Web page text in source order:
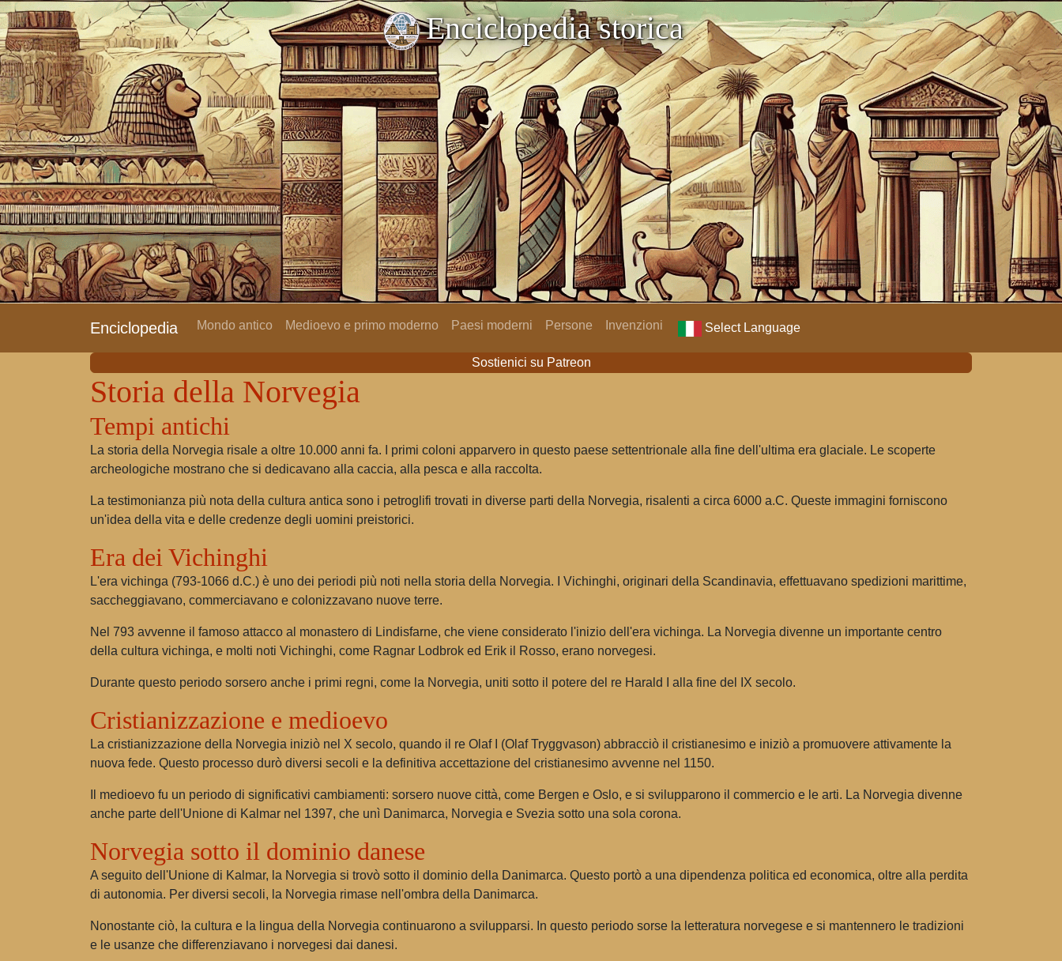
Enciclopedia storica
Enciclopedia Mondo antico Medioevo e primo moderno Paesi moderni Persone Invenzioni Select Language
Sostienici su Patreon
Storia della Norvegia
Tempi antichi
La storia della Norvegia risale a oltre 10.000 anni fa. I primi coloni apparvero in questo paese settentrionale alla fine dell'ultima era glaciale. Le scoperte
archeologiche mostrano che si dedicavano alla caccia, alla pesca e alla raccolta.
La testimonianza più nota della cultura antica sono i petroglifi trovati in diverse parti della Norvegia, risalenti a circa 6000 a.C. Queste immagini forniscono
un'idea della vita e delle credenze degli uomini preistorici.
Era dei Vichinghi
L'era vichinga (793-1066 d.C.) è uno dei periodi più noti nella storia della Norvegia. I Vichinghi, originari della Scandinavia, effettuavano spedizioni marittime,
saccheggiavano, commerciavano e colonizzavano nuove terre.
Nel 793 avvenne il famoso attacco al monastero di Lindisfarne, che viene considerato l'inizio dell'era vichinga. La Norvegia divenne un importante centro
della cultura vichinga, e molti noti Vichinghi, come Ragnar Lodbrok ed Erik il Rosso, erano norvegesi.
Durante questo periodo sorsero anche i primi regni, come la Norvegia, uniti sotto il potere del re Harald I alla fine del IX secolo.
Cristianizzazione e medioevo
La cristianizzazione della Norvegia iniziò nel X secolo, quando il re Olaf I (Olaf Tryggvason) abbracciò il cristianesimo e iniziò a promuovere attivamente la
nuova fede. Questo processo durò diversi secoli e la definitiva accettazione del cristianesimo avvenne nel 1150.
Il medioevo fu un periodo di significativi cambiamenti: sorsero nuove città, come Bergen e Oslo, e si svilupparono il commercio e le arti. La Norvegia divenne
anche parte dell'Unione di Kalmar nel 1397, che unì Danimarca, Norvegia e Svezia sotto una sola corona.
Norvegia sotto il dominio danese
A seguito dell'Unione di Kalmar, la Norvegia si trovò sotto il dominio della Danimarca. Questo portò a una dipendenza politica ed economica, oltre alla perdita
di autonomia. Per diversi secoli, la Norvegia rimase nell'ombra della Danimarca.
Nonostante ciò, la cultura e la lingua della Norvegia continuarono a svilupparsi. In questo periodo sorse la letteratura norvegese e si mantennero le tradizioni
e le usanze che differenziavano i norvegesi dai danesi.